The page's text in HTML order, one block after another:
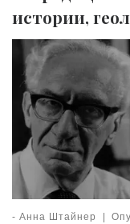
истории,
- Анна Штайнер |